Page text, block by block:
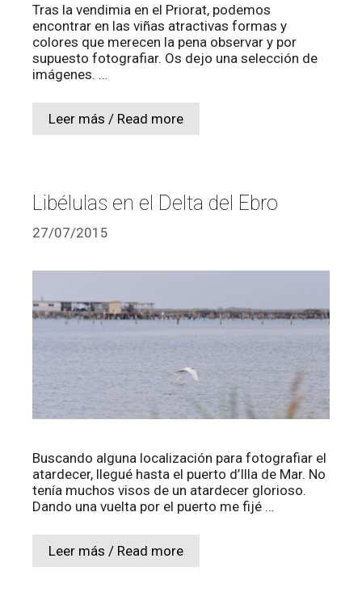
Tras la vendimia en el Priorat, podemos
encontrar en las viñas atractivas formas y
colores que merecen la pena observar y por
supuesto fotografiar. Os dejo una selección de
imágenes. …
Leer más / Read more
Libélulas en el Delta del Ebro
27/07/2015
Buscando alguna localización para fotografiar el
atardecer, llegué hasta el puerto d’Illa de Mar. No
tenía muchos visos de un atardecer glorioso.
Dando una vuelta por el puerto me fijé …
Leer más / Read more